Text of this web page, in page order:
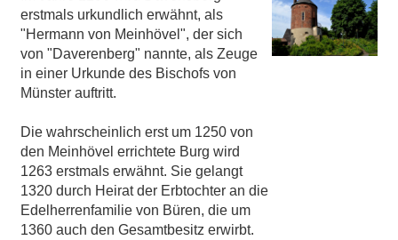
erstmals urkundlich erwähnt, als
"Hermann von Meinhövel", der sich
von "Daverenberg" nannte, als Zeuge
in einer Urkunde des Bischofs von
Münster auftritt.
Die wahrscheinlich erst um 1250 von
den Meinhövel errichtete Burg wird
1263 erstmals erwähnt. Sie gelangt
1320 durch Heirat der Erbtochter an die
Edelherrenfamilie von Büren, die um
1360 auch den Gesamtbesitz erwirbt.